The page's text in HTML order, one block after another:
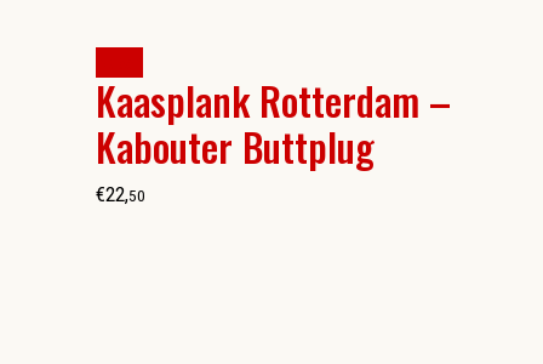
Kaasplank Rotterdam –
Kabouter Buttplug
€22,50